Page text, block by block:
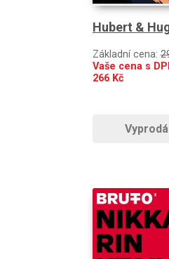
Hubert &
Základní cena:
Vaše cena s
266 Kč